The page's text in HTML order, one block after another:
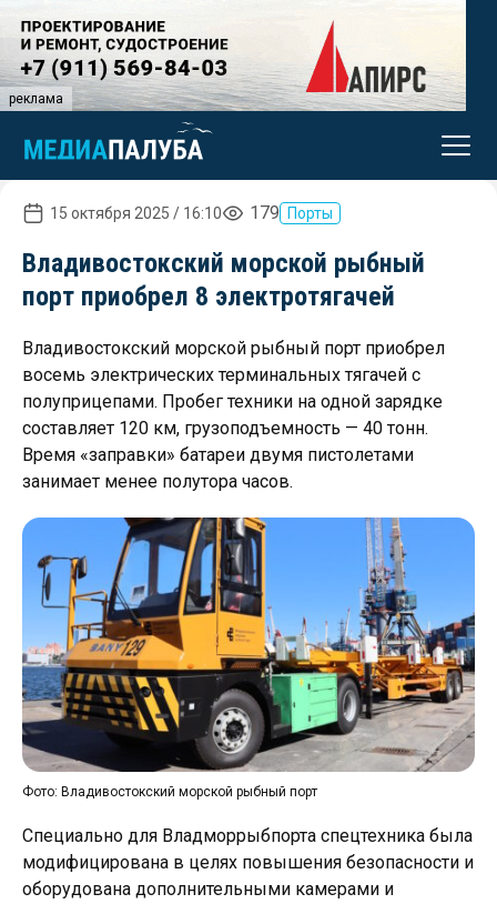
реклама
15 октября 2025 / 16:10 179 Порты
Владивостокский морской рыбный
порт приобрел 8 электротягачей
Владивостокский морской рыбный порт приобрел
восемь электрических терминальных тягачей с
полуприцепами. Пробег техники на одной зарядке
составляет 120 км, грузоподъемность — 40 тонн.
Время «заправки» батареи двумя пистолетами
занимает менее полутора часов.
Фото: Владивостокский морской рыбный порт
Специально для Владморрыбпорта спецтехника была
модифицирована в целях повышения безопасности и
оборудована дополнительными камерами и